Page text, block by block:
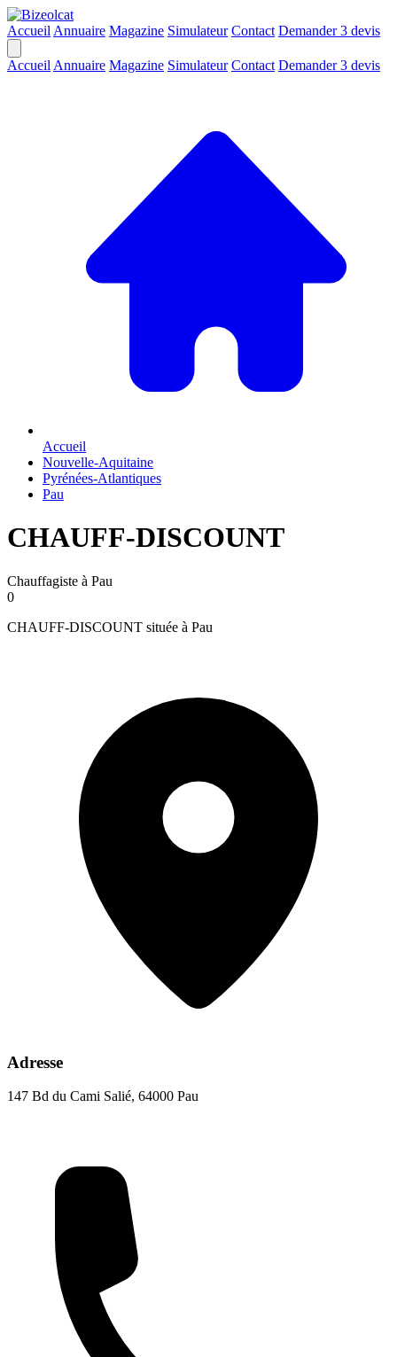
Accueil Annuaire Magazine Simulateur Contact Demander 3 devis
Accueil Annuaire Magazine Simulateur Contact Demander 3 devis
Accueil
Nouvelle-Aquitaine
Pyrénées-Atlantiques
Pau
CHAUFF-DISCOUNT
Chauffagiste à Pau
0
CHAUFF-DISCOUNT située à Pau
Adresse
147 Bd du Cami Salié, 64000 Pau